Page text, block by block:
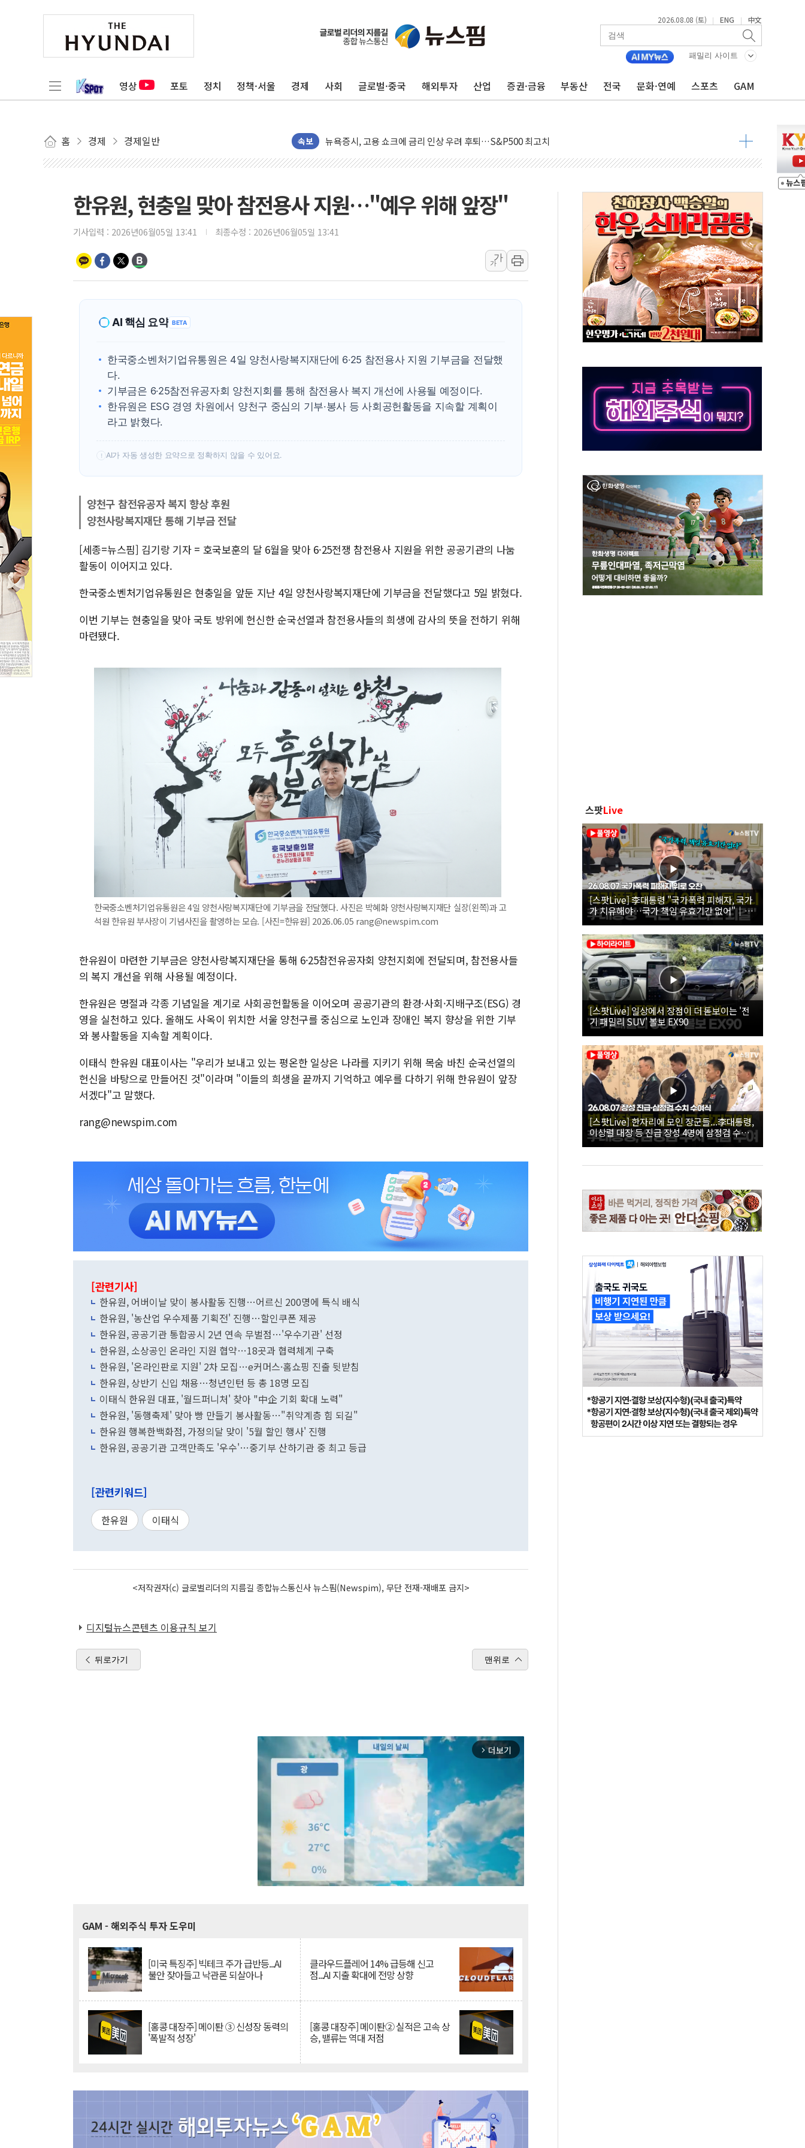
2026.08.08 (토) | ENG | 中文
패밀리 사이트
영상 포토 정치 정책·서울 경제 사회 글로벌·중국 해외투자 산업 증권·금융 부동산 전국 문화·연예 스포츠 GAM
홈 경제 경제일반 속보
민주, 오늘 제주·인천 경선 결과 발표...'김민석 재역전 vs 정청래 격차 확대'
한상협, 업계 개인정보 보안 새판 짠다…'자율규제단체' 타진
트럼프, 쿡 연준 이사 해임 재추진…"26일까지 의혹 소명" 요구
유럽증시, 美 고용 예상 밖 부진에 연준 금리 인상 가능성 낮아지며 상승… STOXX 600 지수는 나흘 연속 최고치
[종합] 이슬람 수니파 3국, '공동방위협정' 체결… 이스라엘·이란 위협에 맞설 자체 억지력 강화
트럼프, 백신·자폐증 행정명령 검토…"이르면 다음 주"
美 항소법원, 백악관 무도회장 공사 중단 명령…트럼프 제동
이란 핵심 원유 수출항 '하르그섬', 최근 1주일 이상 '올스톱'… 美 해상봉쇄 영향
美 고용 쇼크에 엔화 장중 급등…시장은 "또 개입했나" 촉각
[AI MY 뉴스] 뉴욕 반도체주 프리뷰...美 고용 쇼크에 반도체주 '활짝'
뉴욕증시 프리뷰, 美 고용 쇼크에 금리 인상 우려 후퇴…나스닥 선물 1%대 상승
뉴욕증시 개장 전 특징주...아틀라시안·클라우드플레어·태양광주↑ VS 트레이드데스크·웬디스↓
트럼프 "금리 내려야"…파월 때와 달리 워시엔 톤 낮춰
특정 정치인 측근 포항시 정책특보 내정설...포항시 '시끌'
李 "해남 태양광, 대한민국 다음 100년 밑거름…수도권 집중 완화 전환점"
한유원, 현충일 맞아 참전용사 지원…"예우 위해 앞장"
기사입력 : 2026년06월05일 13:41 최종수정 : 2026년06월05일 13:41
가
가
AI 핵심 요약 BETA
한국중소벤처기업유통원은 4일 양천사랑복지재단에 6·25 참전용사 지원 기부금을 전달했
다.
기부금은 6·25참전유공자회 양천지회를 통해 참전용사 복지 개선에 사용될 예정이다.
한유원은 ESG 경영 차원에서 양천구 중심의 기부·봉사 등 사회공헌활동을 지속할 계획이
라고 밝혔다.
! AI가 자동 생성한 요약으로 정확하지 않을 수 있어요.
양천구 참전유공자 복지 향상 후원
양천사랑복지재단 통해 기부금 전달
[세종=뉴스핌] 김기랑 기자 = 호국보훈의 달 6월을 맞아 6·25전쟁 참전용사 지원을 위한 공공기관의 나눔
활동이 이어지고 있다.
한국중소벤처기업유통원은 현충일을 앞둔 지난 4일 양천사랑복지재단에 기부금을 전달했다고 5일 밝혔다.
이번 기부는 현충일을 맞아 국토 방위에 헌신한 순국선열과 참전용사들의 희생에 감사의 뜻을 전하기 위해
마련됐다.
한국중소벤처기업유통원은 4일 양천사랑복지재단에 기부금을 전달했다. 사진은 박혜화 양천사랑복지재단 실장(왼쪽)과 고
석원 한유원 부사장이 기념사진을 촬영하는 모습. [사진=한유원] 2026.06.05 rang@newspim.com
한유원이 마련한 기부금은 양천사랑복지재단을 통해 6·25참전유공자회 양천지회에 전달되며, 참전용사들
의 복지 개선을 위해 사용될 예정이다.
한유원은 명절과 각종 기념일을 계기로 사회공헌활동을 이어오며 공공기관의 환경·사회·지배구조(ESG) 경
영을 실천하고 있다. 올해도 사옥이 위치한 서울 양천구를 중심으로 노인과 장애인 복지 향상을 위한 기부
와 봉사활동을 지속할 계획이다.
이태식 한유원 대표이사는 "우리가 보내고 있는 평온한 일상은 나라를 지키기 위해 목숨 바친 순국선열의
헌신을 바탕으로 만들어진 것"이라며 "이들의 희생을 끝까지 기억하고 예우를 다하기 위해 한유원이 앞장
서겠다"고 말했다.
rang@newspim.com
[관련기사]
한유원, 어버이날 맞이 봉사활동 진행…어르신 200명에 특식 배식
한유원, '농산업 우수제품 기획전' 진행…할인쿠폰 제공
한유원, 공공기관 통합공시 2년 연속 무벌점…'우수기관' 선정
한유원, 소상공인 온라인 지원 협약…18곳과 협력체계 구축
한유원, '온라인판로 지원' 2차 모집…e커머스·홈쇼핑 진출 뒷받침
한유원, 상반기 신입 채용…청년인턴 등 총 18명 모집
이태식 한유원 대표, '월드퍼니처' 찾아 "中企 기회 확대 노력"
한유원, '동행축제' 맞아 빵 만들기 봉사활동…"취약계층 힘 되길"
한유원 행복한백화점, 가정의달 맞이 '5월 할인 행사' 진행
한유원, 공공기관 고객만족도 '우수'…중기부 산하기관 중 최고 등급
[관련키워드]
한유원 이태식
<저작권자(c) 글로벌리더의 지름길 종합뉴스통신사 뉴스핌(Newspim), 무단 전재-재배포 금지>
디지털뉴스콘텐츠 이용규칙 보기
뒤로가기 맨위로
arrow_forward_ios 더보기
GAM - 해외주식 투자 도우미
[미국 특징주] 빅테크 주가 급반등...AI
불안 잦아들고 낙관론 되살아나
클라우드플레어 14% 급등해 신고
점...AI 지출 확대에 전망 상향
[홍콩 대장주] 메이퇀 ③ 신성장 동력의
'폭발적 성장'
[홍콩 대장주] 메이퇀② 실적은 고속 상
승, 밸류는 역대 저점
스팟Live
[스팟Live] 李대통령 "국가폭력 피해자, 국가
가 치유해야…국가 책임 유효기간 없어"｜
26.08.07 국가폭력 피해자 위로 오찬
[스팟Live] 일상에서 장점이 더 돋보이는 '전
기 패밀리 SUV' 볼보 EX90
[스팟Live] 한자리에 모인 장군들...李대통령,
이상렬 대장 등 진급 장성 4명에 삼정검 수치
직접 수여｜26.08.07 장성 진급·삼정검 수치